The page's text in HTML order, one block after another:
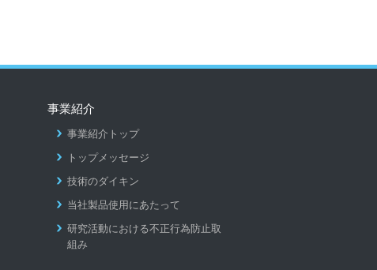
事業紹介
事業紹介トップ
トップメッセージ
技術のダイキン
当社製品使用にあたって
研究活動における不正行為防止取
組み